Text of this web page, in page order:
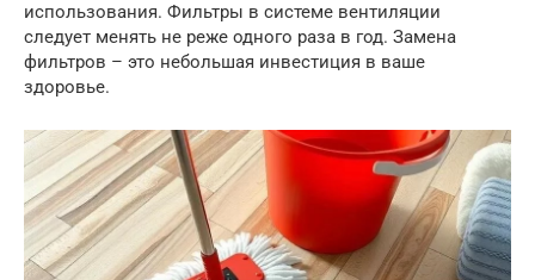
использования. Фильтры в системе вентиляции
следует менять не реже одного раза в год. Замена
фильтров – это небольшая инвестиция в ваше
здоровье.